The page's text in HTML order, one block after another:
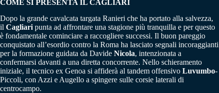
COME SI PRESENTA IL CAGLIARI
Dopo la grande cavalcata targata Ranieri che ha portato alla salvezza,
il Cagliari punta ad affrontare una stagione più tranquilla e per questo
è fondamentale cominciare a raccogliere successi. Il buon pareggio
conquistato all’esordio contro la Roma ha lasciato segnali incoraggianti
per la formazione guidata da Davide Nicola, intenzionata a
confermarsi davanti a una diretta concorrente. Nello schieramento
iniziale, il tecnico ex Genoa si affiderà al tandem offensivo Luvumbo-
Piccoli, con Azzi e Augello a spingere sulle corsie laterali di
centrocampo.